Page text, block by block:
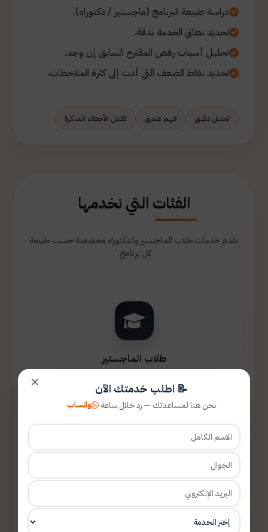
دراسة طبيعة البرنامج (ماجستير / دكتوراه).
تحديد نطاق الخدمة بدقة.
تحليل أسباب رفض المقترح السابق إن وجد.
تحديد نقاط الضعف التي أدت إلى كثرة الملاحظات.
تحليل دقيق فهم عميق تقليل الأخطاء المبكرة
الفئات التي نخدمها
نقدم خدمات طلاب الماجستير والدكتوراه مخصصة حسب طبيعة
كل برنامج.
طلاب الماجستير
✕ 📝 اطلب خدمتك الآن
نحن هنا لمساعدتك — رد خلال ساعة واتساب